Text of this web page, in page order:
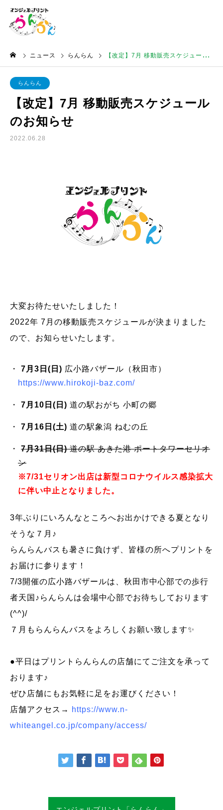
ニュース らんらん 【改定】7月 移動販売スケジュールのお知らせ
らんらん
【改定】7月 移動販売スケジュール
のお知らせ
2022.06.28
大変お待たせいたしました！
2022年 7月の移動販売スケジュールが決まりました
ので、お知らせいたします。
7月3日(日) 広小路バザール（秋田市）
https://www.hirokoji-baz.com/
7月10日(日) 道の駅おがち 小町の郷
7月16日(土) 道の駅象潟 ねむの丘
7月31日(日)道の駅 あきた港 ポートタワーセリオ
ン
※7/31セリオン出店は新型コロナウイルス感染拡大
に伴い中止となりました。
3年ぶりにいろんなところへお出かけできる夏となり
そうな７月♪
らんらんバスも暑さに負けず、皆様の所へプリントを
お届けに参ります！
7/3開催の広小路バザールは、秋田市中心部での歩行
者天国♪らんらんは会場中心部でお待ちしております
(^^)/
７月もらんらんバスをよろしくお願い致します✨
●平日はプリントらんらんの店舗にてご注文を承って
おります♪
ぜひ店舗にもお気軽に足をお運びください！
店舗アクセス→
https://www.n-
whiteangel.co.jp/company/access/